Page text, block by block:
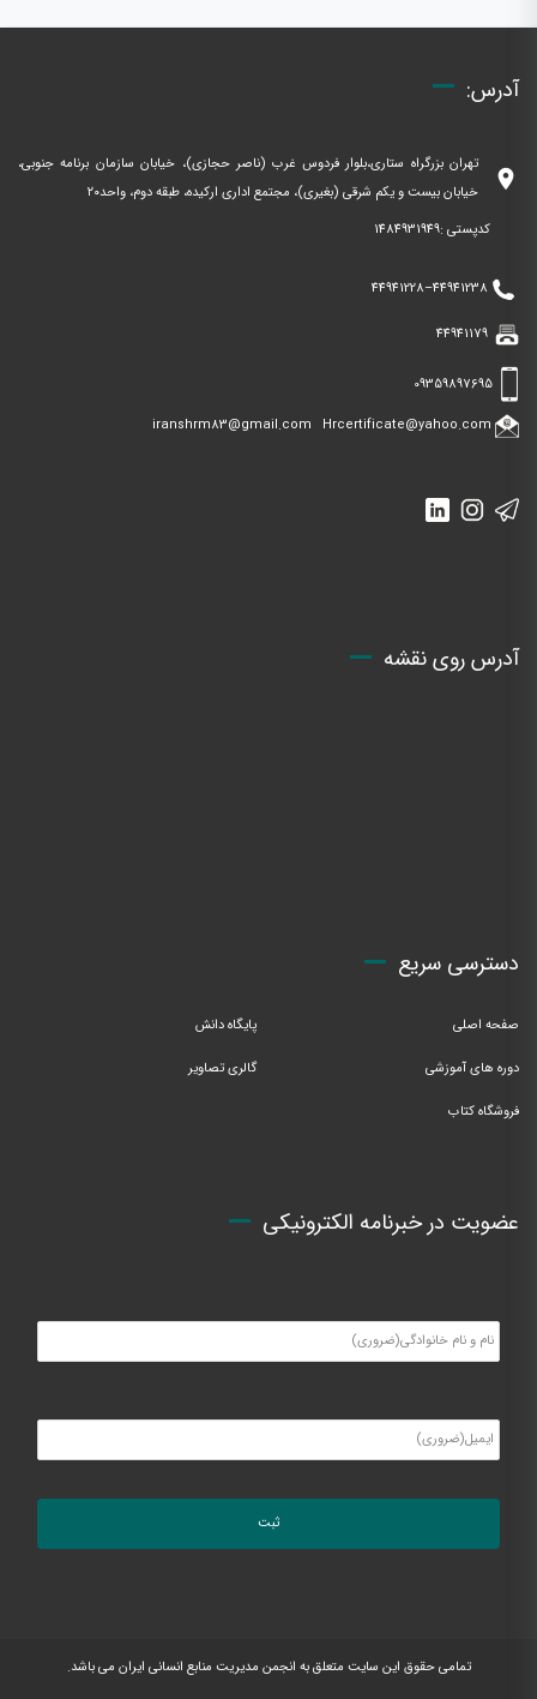
آدرس:
location_on
تهران بزرگراه ستاری،بلوار فردوس غرب (ناصر حجازی)، خیابان سازمان برنامه جنوبی،
خیابان بیست و یکم شرقی (بغیری)، مجتمع اداری ارکیده، طبقه دوم، واحد۲۰
کدپستی :1484931949
44941238
–
44941228
09359897695
iranshrm83@gmail.com Hrcertificate@yahoo.com
آدرس روی نقشه
دسترسی سریع
صفحه اصلی پایگاه دانش
دوره های آموزشی گالری تصاویر
فروشگاه کتاب
عضویت در خبرنامه الکترونیکی
تمامی حقوق این سایت متعلق به انجمن مدیریت منابع انسانی ایران می باشد.